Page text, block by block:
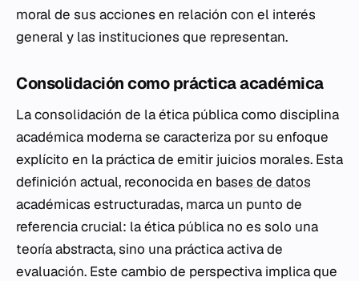
moral de sus acciones en relación con el interés
general y las instituciones que representan.
Consolidación como práctica académica
La consolidación de la ética pública como disciplina
académica moderna se caracteriza por su enfoque
explícito en la práctica de emitir juicios morales. Esta
definición actual, reconocida en bases de datos
académicas estructuradas, marca un punto de
referencia crucial: la ética pública no es solo una
teoría abstracta, sino una práctica activa de
evaluación. Este cambio de perspectiva implica que